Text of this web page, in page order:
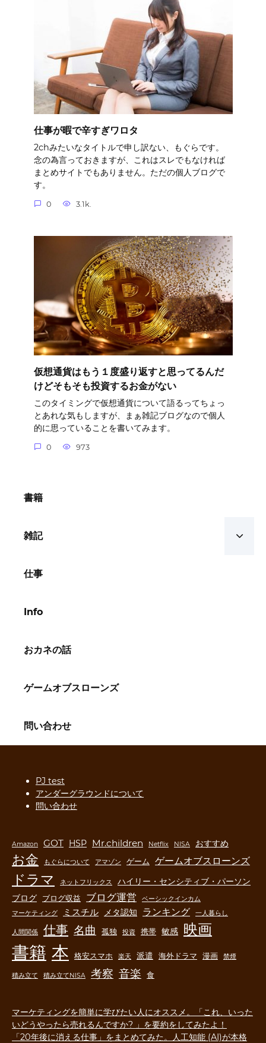
仕事が暇で辛すぎワロタ
2chみたいなタイトルで申し訳ない、もぐらです。
念の為言っておきますが、これはスレでもなければ
まとめサイトでもありません。ただの個人ブログで
す。
0 3.1k.
仮想通貨はもう１度盛り返すと思ってるんだ
けどそもそも投資するお金がない
このタイミングで仮想通貨について語るってちょっ
とあれな気もしますが、まぁ雑記ブログなので個人
的に思っていることを書いてみます。
0 973
書籍
雑記
仕事
Info
おカネの話
ゲームオブスローンズ
問い合わせ
PJ test
アンダーグラウンドについて
問い合わせ
Amazon GOT HSP Mr.children Netflix NISA おすすめ
お金 もぐらについて アマゾン ゲーム ゲームオブスローンズ
ドラマ ネットフリックス
ハイリー・センシティブ・パーソン
ブログ
ブログ収益 ブログ運営
ベーシックインカム
マーケティング
ミスチル メタ認知 ランキング 一人暮らし
人間関係 仕事 名曲 孤独 投資 携帯 敏感 映画
書籍 本 格安スマホ 楽天 派遣 海外ドラマ 漫画 禁煙
積み立て 積み立てNISA 考察 音楽 食
マーケティングを簡単に学びたい人にオススメ。「これ、いった
いどうやったら売れるんですか? 」を要約をしてみたよ！
「20年後に消える仕事」をまとめてみた。人工知能 (AI)が本格